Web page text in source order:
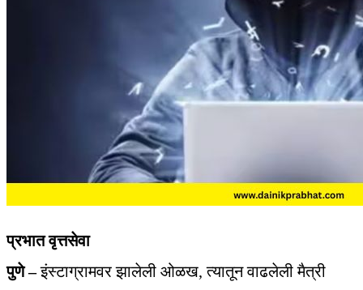
प्रभात वृत्तसेवा
पुणे –इंस्टाग्रामवर झालेली ओळख, त्यातून वाढलेली मैत्री